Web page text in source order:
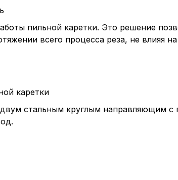
пильной каретки. Это решение
всего процесса реза, не влияя
каретки
стальным круглым направляющим
страницы